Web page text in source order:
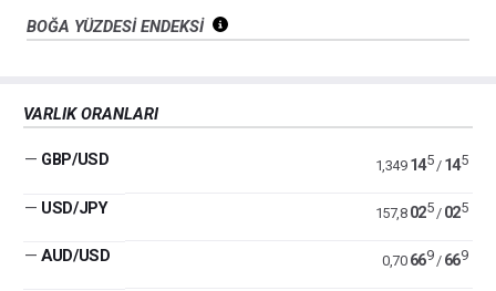
BOĞA YÜZDESİ ENDEKSİ
VARLIK ORANLARI
— GBP/USD 1,349 145/ 145
— USD/JPY 157,8 025/ 025
— AUD/USD 0,70 669/ 669